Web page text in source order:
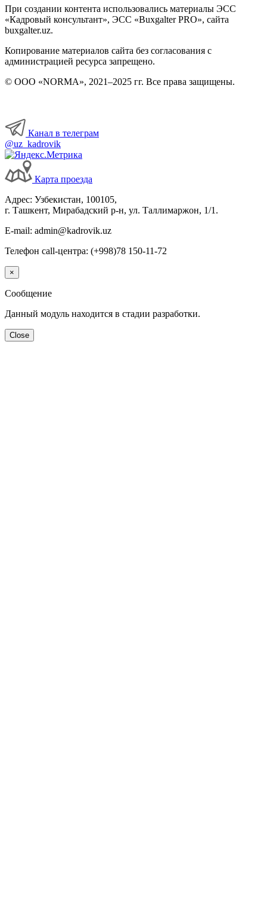
При создании контента использовались материалы ЭСС
«Кадровый консультант», ЭСС «Buxgalter PRO», сайта
buxgalter.uz.
Копирование материалов сайта без согласования с
администрацией ресурса запрещено.
© ООО «NORMA», 2021–2025 гг. Все права защищены.
Канал в телеграм
@uz_kadrovik
Карта проезда
Адрес: Узбекистан, 100105,
г. Ташкент, Мирабадский р-н, ул. Таллимаржон, 1/1.
E-mail: admin@kadrovik.uz
Телефон call-центра: (+998)78 150-11-72
×
Сообщение
Данный модуль находится в стадии разработки.
Close